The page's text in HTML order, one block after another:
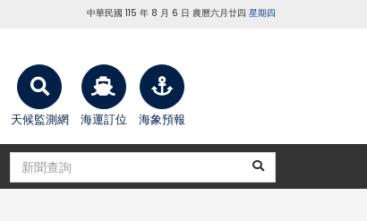
中華民國 115 年 8 月 6 日 農曆六月廿四 星期四
天候監測網 海運訂位 海象預報